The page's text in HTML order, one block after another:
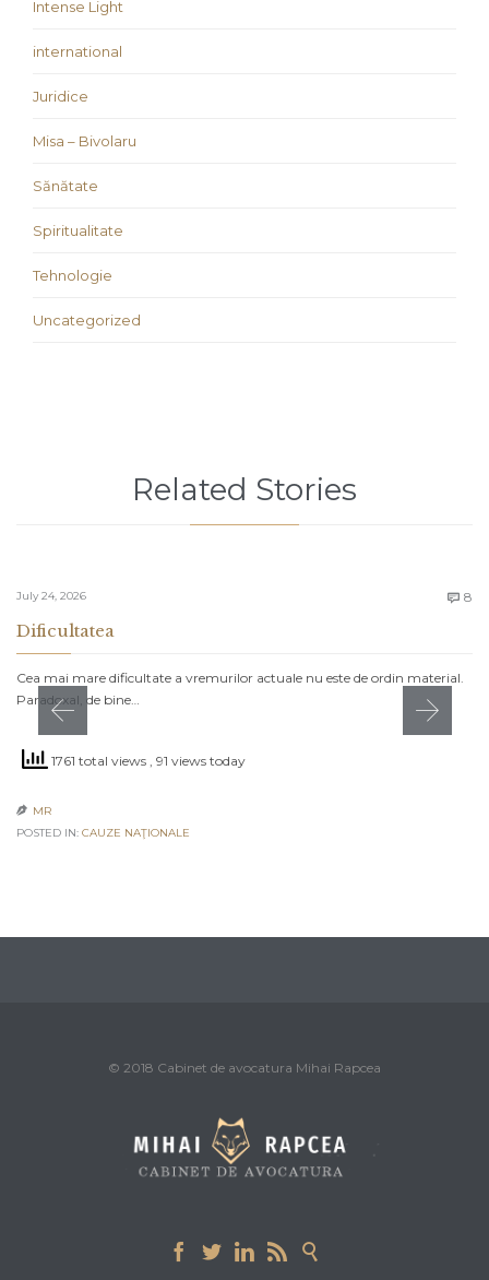
Intense Light
international
Juridice
Misa – Bivolaru
Sănătate
Spiritualitate
Tehnologie
Uncategorized
Related Stories
July 24, 2026  8
Dificultatea
Cea mai mare dificultate a vremurilor actuale nu este de ordin material.
Paradoxal, de bine…
1761 total views , 91 views today
 MR
POSTED IN: CAUZE NAŢIONALE
© 2018 Cabinet de avocatura Mihai Rapcea
    